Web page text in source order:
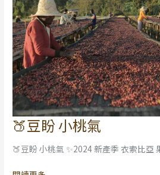
🍑豆盼 小桃氣
🍑豆盼 小桃氣 ✨2024 新產季 衣索比亞
🍑
盼